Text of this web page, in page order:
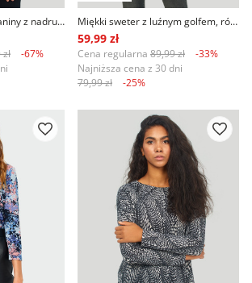
Sweter z miękkiej dzianiny z nadrukiem
-67%
Miękki sweter z luźnym golfem, różowy
59,99 zł
Cena regularna 89,99 zł
-33%
Najniższa cena z 30 dni
79,99 zł
-25%